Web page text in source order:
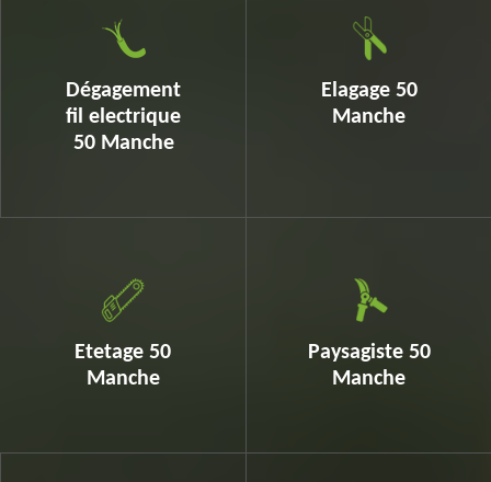
Dégagement
fil electrique
50 Manche
Elagage 50
Manche
Etetage 50
Manche
Paysagiste 50
Manche